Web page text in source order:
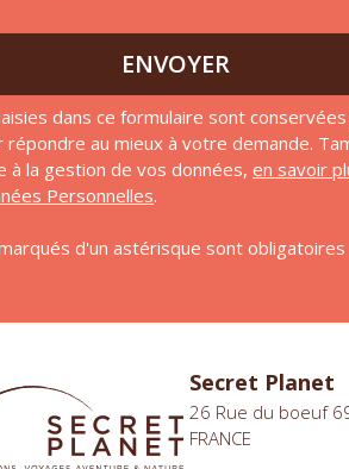
ENVOYER
dans ce formulaire sont
répondre au mieux à votre demande.
à la gestion de vos données, en savoir
Personnelles.
d'un astérisque sont obligatoires
Secret Planet
26 Rue du boeuf
FRANCE